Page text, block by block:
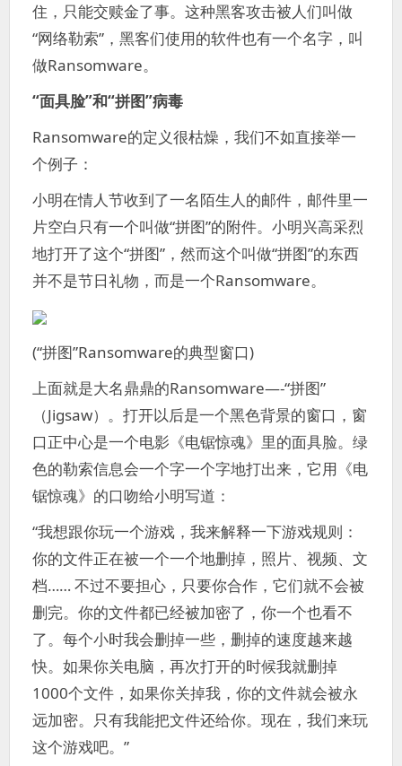
住，只能交赎金了事。这种黑客攻击被人们叫做
“网络勒索”，黑客们使用的软件也有一个名字，叫
做Ransomware。
“面具脸”和“拼图”病毒
Ransomware的定义很枯燥，我们不如直接举一
个例子：
小明在情人节收到了一名陌生人的邮件，邮件里一
片空白只有一个叫做“拼图”的附件。小明兴高采烈
地打开了这个“拼图”，然而这个叫做“拼图”的东西
并不是节日礼物，而是一个Ransomware。
(“拼图”Ransomware的典型窗口)
上面就是大名鼎鼎的Ransomware—-“拼图”
（Jigsaw）。打开以后是一个黑色背景的窗口，窗
口正中心是一个电影《电锯惊魂》里的面具脸。绿
色的勒索信息会一个字一个字地打出来，它用《电
锯惊魂》的口吻给小明写道：
“我想跟你玩一个游戏，我来解释一下游戏规则：
你的文件正在被一个一个地删掉，照片、视频、文
档…… 不过不要担心，只要你合作，它们就不会被
删完。你的文件都已经被加密了，你一个也看不
了。每个小时我会删掉一些，删掉的速度越来越
快。如果你关电脑，再次打开的时候我就删掉
1000个文件，如果你关掉我，你的文件就会被永
远加密。只有我能把文件还给你。现在，我们来玩
这个游戏吧。”